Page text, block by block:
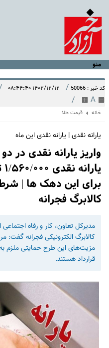
منو
کد خبر : 50066 / ۱۴۰۲/۱۲/۱۲ ۰۸:۴۴:۴۰
A
/
خانه قیمت طلا
یارانه نقدی | یارانه نقدی این ماه
واریز یارانه نقدی در
برای این دهک ها |
کالابرگ فجرانه
مدیرکل تعاون، کار و رفاه
کالابرگ الکترونیکی فجرانه گفت:
مزیت‌های این طرح حمایتی ملزم
قرارداد هستند.